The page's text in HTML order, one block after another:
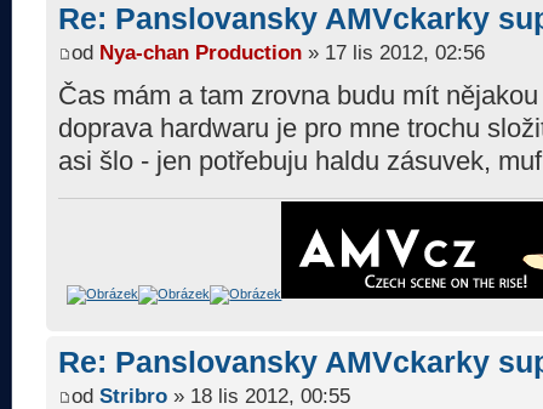
Re: Panslovansky AMVckarky
od Nya-chan Production » 17 lis 2012, 02:56
Čas mám a tam zrovna budu mít
doprava hardwaru je pro mne trochu
asi šlo - jen potřebuju haldu zásuvek,
Re: Panslovansky AMVckarky
od Stribro » 18 lis 2012, 00:55